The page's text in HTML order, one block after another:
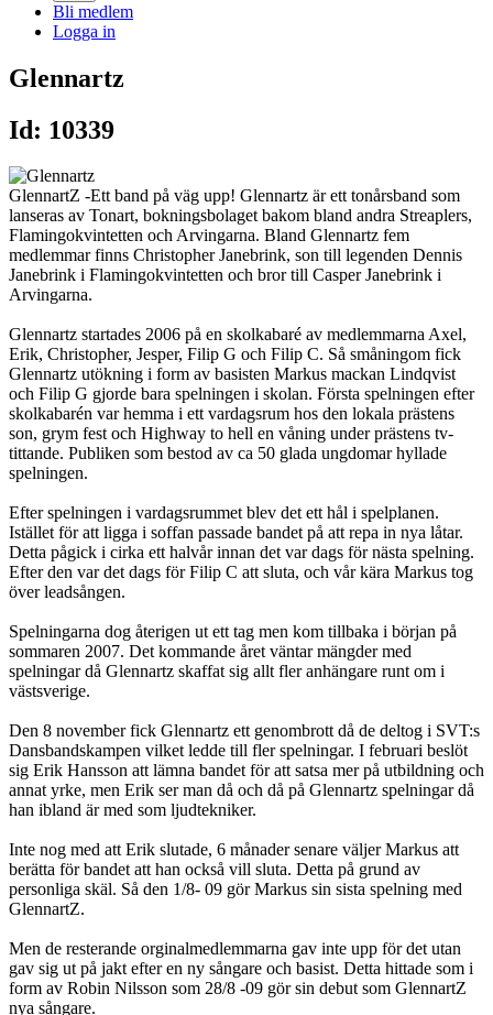
Bli medlem
Logga in
Glennartz
Id: 10339
GlennartZ -Ett band på väg upp! Glennartz är ett tonårsband som
lanseras av Tonart, bokningsbolaget bakom bland andra Streaplers,
Flamingokvintetten och Arvingarna. Bland Glennartz fem
medlemmar finns Christopher Janebrink, son till legenden Dennis
Janebrink i Flamingokvintetten och bror till Casper Janebrink i
Arvingarna.
Glennartz startades 2006 på en skolkabaré av medlemmarna Axel,
Erik, Christopher, Jesper, Filip G och Filip C. Så småningom fick
Glennartz utökning i form av basisten Markus mackan Lindqvist
och Filip G gjorde bara spelningen i skolan. Första spelningen efter
skolkabarén var hemma i ett vardagsrum hos den lokala prästens
son, grym fest och Highway to hell en våning under prästens tv-
tittande. Publiken som bestod av ca 50 glada ungdomar hyllade
spelningen.
Efter spelningen i vardagsrummet blev det ett hål i spelplanen.
Istället för att ligga i soffan passade bandet på att repa in nya låtar.
Detta pågick i cirka ett halvår innan det var dags för nästa spelning.
Efter den var det dags för Filip C att sluta, och vår kära Markus tog
över leadsången.
Spelningarna dog återigen ut ett tag men kom tillbaka i början på
sommaren 2007. Det kommande året väntar mängder med
spelningar då Glennartz skaffat sig allt fler anhängare runt om i
västsverige.
Den 8 november fick Glennartz ett genombrott då de deltog i SVT:s
Dansbandskampen vilket ledde till fler spelningar. I februari beslöt
sig Erik Hansson att lämna bandet för att satsa mer på utbildning och
annat yrke, men Erik ser man då och då på Glennartz spelningar då
han ibland är med som ljudtekniker.
Inte nog med att Erik slutade, 6 månader senare väljer Markus att
berätta för bandet att han också vill sluta. Detta på grund av
personliga skäl. Så den 1/8- 09 gör Markus sin sista spelning med
GlennartZ.
Men de resterande orginalmedlemmarna gav inte upp för det utan
gav sig ut på jakt efter en ny sångare och basist. Detta hittade som i
form av Robin Nilsson som 28/8 -09 gör sin debut som GlennartZ
nya sångare.